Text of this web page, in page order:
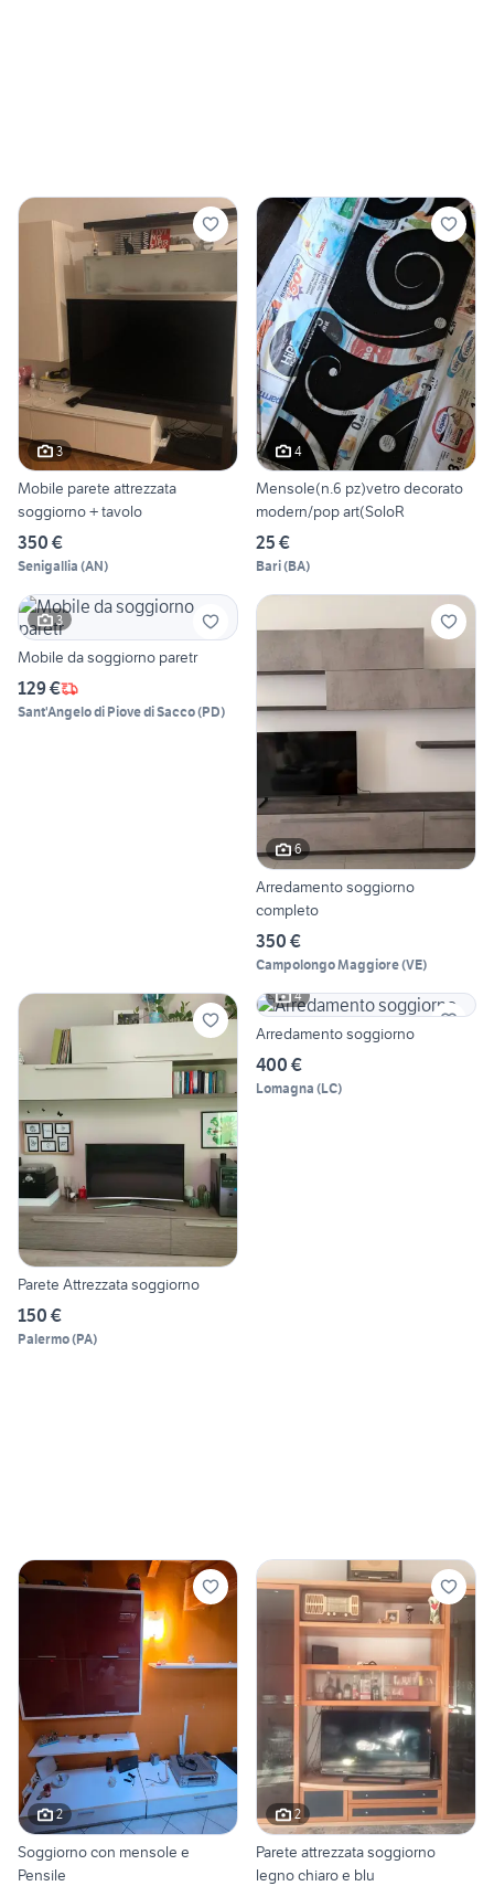
3
Mobile parete attrezzata
soggiorno + tavolo
350 €
Senigallia (AN)
4
Mensole(n.6 pz)vetro decorato
modern/pop art(SoloR
25 €
Bari(BA)
3
Mobile da soggiorno paretr
129 €
Sant'Angelo di Piove di Sacco(PD)
6
Arredamento soggiorno
completo
350 €
Campolongo Maggiore(VE)
Parete Attrezzata soggiorno
150 €
Palermo(PA)
4
Arredamento soggiorno
400 €
Lomagna (LC)
2
Soggiorno con mensole e
Pensile
2
Parete attrezzata soggiorno
legno chiaro e blu